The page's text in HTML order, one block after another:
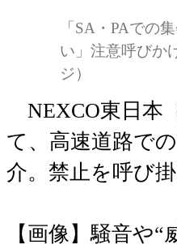
「SA・PAでの
い」注意呼びか
ジ）
NEXCO東日本
て、高速道路で
介。禁止を呼び掛
【画像】騒音や